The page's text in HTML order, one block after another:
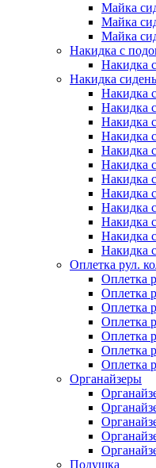
Майка
Майка
Майка
Накидка с
Накидка
Накидка
Накидка
Накидка
Накидка
Накидка
Накидка
Накидка
Накидка
Накидка
Накидка
Накидка
Накидка
Накидка
Оплетка рул.
Оплетка
Оплетка
Оплетка
Оплетка
Оплетка
Оплетка
Оплетка
Органайзеры
Подушка